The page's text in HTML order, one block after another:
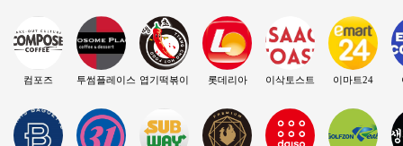
컴포즈 투썸플레이스 엽기떡볶이 롯데리아 이삭토스트 이마트24